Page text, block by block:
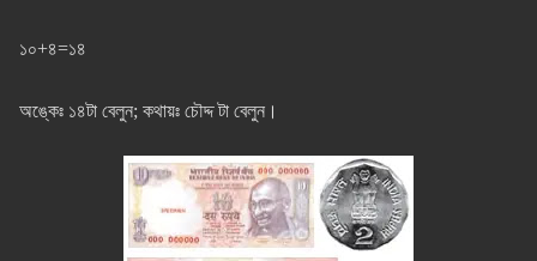
১০+৪=১৪
অঙ্কেঃ ১৪টা বেলুন; কথায়ঃ চৌদ্দ টা বেলুন।